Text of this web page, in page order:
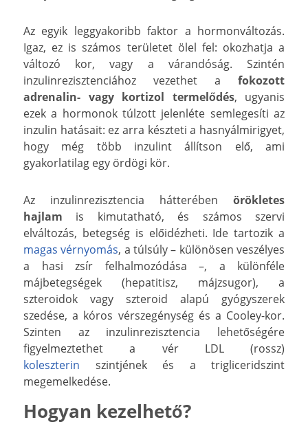
Az egyik leggyakoribb faktor a hormonváltozás.
Igaz, ez is számos területet ölel fel: okozhatja a
változó kor, vagy a várandóság. Szintén
inzulinrezisztenciához vezethet a fokozott
adrenalin- vagy kortizol termelődés, ugyanis
ezek a hormonok túlzott jelenléte semlegesíti az
inzulin hatásait: ez arra készteti a hasnyálmirigyet,
hogy még több inzulint állítson elő, ami
gyakorlatilag egy ördögi kör.
Az inzulinrezisztencia hátterében örökletes
hajlam is kimutatható, és számos szervi
elváltozás, betegség is előidézheti. Ide tartozik a
magas vérnyomás, a túlsúly – különösen veszélyes
a hasi zsír felhalmozódása –, a különféle
májbetegségek (hepatitisz, májzsugor), a
szteroidok vagy szteroid alapú gyógyszerek
szedése, a kóros vérszegénység és a Cooley-kor.
Szinten az inzulinrezisztencia lehetőségére
figyelmeztethet a vér LDL (rossz)
koleszterin szintjének és a trigliceridszint
megemelkedése.
Hogyan kezelhető?